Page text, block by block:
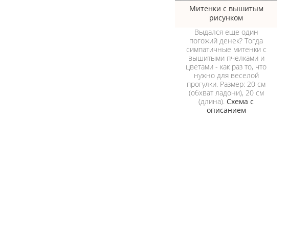
Митенки с вышитым
рисунком
Выдался еще один
погожий денек? Тогда
симпатичные митенки с
вышитыми пчелками и
цветами - как раз то, что
нужно для веселой
прогулки. Размер: 20 см
(обхват ладони), 20 см
(длина). Схема с
описанием